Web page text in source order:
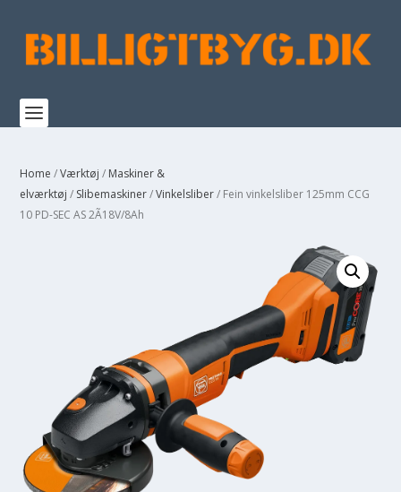
Home /Værktøj / Maskiner &
elværktøj / Slibemaskiner/Vinkelsliber/ Fein vinkelsliber 125mm CCG
10 PD-SEC AS 2Ã18V/8Ah